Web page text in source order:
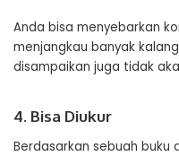
Anda bisa menyebarkan
menjangkau banyak
disampaikan juga tidak
4. Bisa Diukur
Berdasarkan sebuah buku